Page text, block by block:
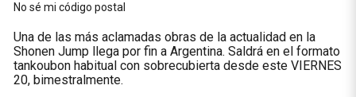
No sé mi código postal
Una de las más aclamadas obras de la actualidad en la
Shonen Jump llega por fin a Argentina. Saldrá en el formato
tankoubon habitual con sobrecubierta desde este VIERNES
20, bimestralmente.